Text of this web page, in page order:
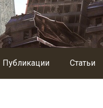
Публикации Статьи